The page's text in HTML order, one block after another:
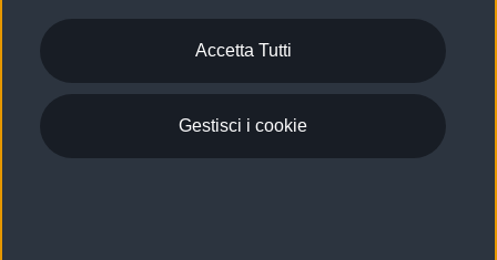
garanzia fino a 4 anni per una maggiore tutela del tuo
acquisto.
Accetta Tutti
Gestisci i cookie